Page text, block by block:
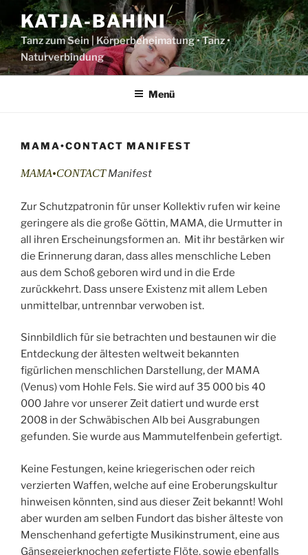
Inhalt
springen
KATJA-BAHINI
Tanz zum Sein | Körperbeheimatung • Tanz •
Naturverbindung
Menü
MAMA•CONTACT MANIFEST
MAMA•CONTACTManifest
Zur Schutzpatronin für unser Kollektiv rufen wir keine
geringere als die große Göttin, MAMA, die Urmutter in
all ihren Erscheinungsformen an. Mit ihr bestärken wir
die Erinnerung daran, dass alles menschliche Leben
aus dem Schoß geboren wird und in die Erde
zurückkehrt. Dass unsere Existenz mit allem Leben
unmittelbar, untrennbar verwoben ist.
Sinnbildlich für sie betrachten und bestaunen wir die
Entdeckung der ältesten weltweit bekannten
figürlichen menschlichen Darstellung, der MAMA
(Venus) vom Hohle Fels. Sie wird auf 35 000 bis 40
000 Jahre vor unserer Zeit datiert und wurde erst
2008 in der Schwäbischen Alb bei Ausgrabungen
gefunden. Sie wurde aus Mammutelfenbein gefertigt.
Keine Festungen, keine kriegerischen oder reich
verzierten Waffen, welche auf eine Eroberungskultur
hinweisen könnten, sind aus dieser Zeit bekannt! Wohl
aber wurden am selben Fundort das bisher älteste von
Menschenhand gefertigte Musikinstrument, eine aus
Gänsegeierknochen gefertigte Flöte, sowie ebenfalls